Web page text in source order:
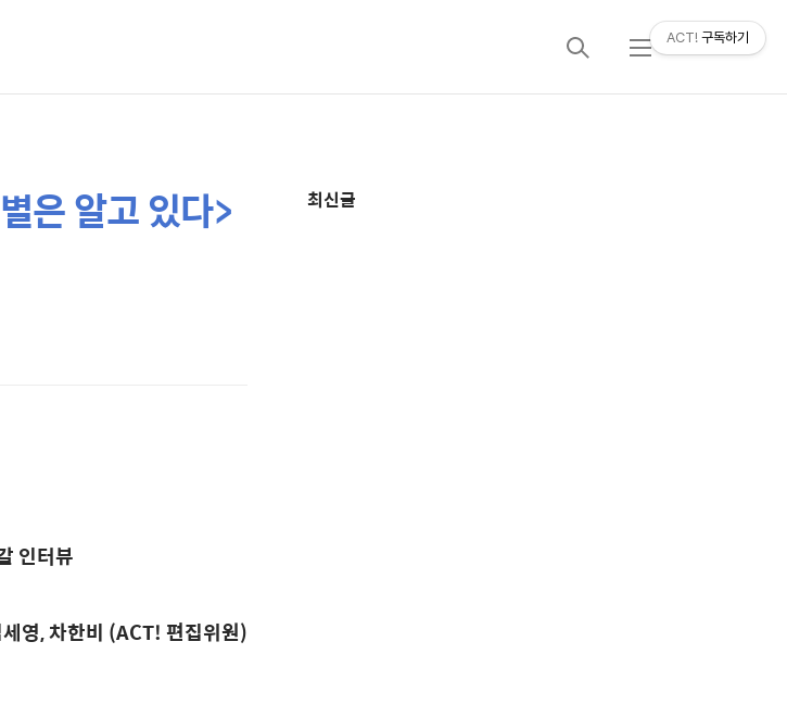
검
메
은 알고 있다>
인터뷰
영,차한비 (ACT! 편집위원)
추
최신글
ACT! 구독하기